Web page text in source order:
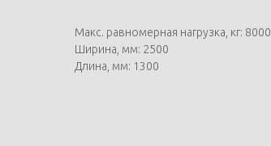
Макс. равномерная нагрузка, кг: 8000
Ширина, мм: 2500
Длина, мм: 1300